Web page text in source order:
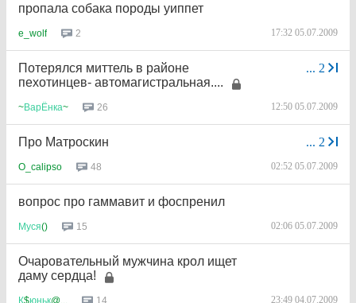
пропала собака породы уиппет
e_wolf 2 17:32 05.07.2009
... 2
Потерялся миттель в районе
пехотинцев- автомагистральная....
~ВарЁнка~ 26 12:50 05.07.2009
... 2
Про Матроскин
O_calipso 48 02:52 05.07.2009
вопрос про гаммавит и фоспренил
Муся() 15 02:06 05.07.2009
Очаровательный мужчина крол ищет
даму сердца!
14 23:49 04.07.2009